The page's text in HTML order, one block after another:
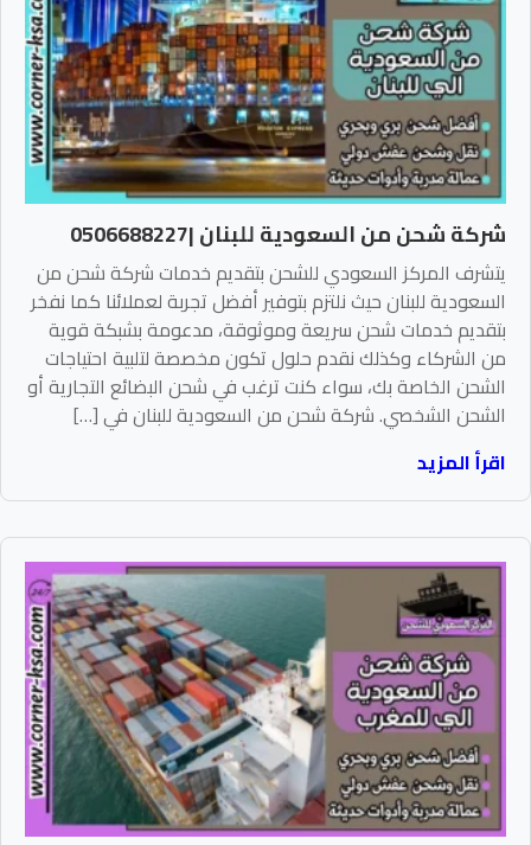
شركة شحن من السعودية للبنان |0506688227
يتشرف المركز السعودي للشحن بتقديم خدمات شركة شحن من
السعودية للبنان حيث نلتزم بتوفير أفضل تجربة لعملائنا كما نفخر
بتقديم خدمات شحن سريعة وموثوقة، مدعومة بشبكة قوية
من الشركاء وكذلك نقدم حلول تكون مخصصة لتلبية احتياجات
الشحن الخاصة بك، سواء كنت ترغب في شحن البضائع التجارية أو
الشحن الشخصي. شركة شحن من السعودية للبنان في […]
اقرأ المزيد